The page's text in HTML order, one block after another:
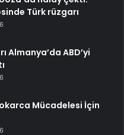
Türk rüzgarı
Almanya’da ABD’yi
Mücadelesi İçin